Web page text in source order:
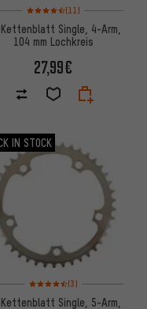
auf 6 Bewertungen
Bewertungen: 4,5 von 5
(11)
Single, 4-Arm,
104 mm Lochkreis
27,99€
1 Bewertungen
IN STOCK
Bewertungen: 4,5 von 5
(3)
Single, 5-Arm,